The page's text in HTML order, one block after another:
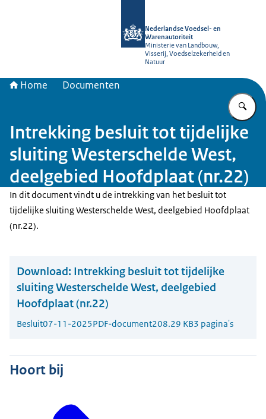
Nederlandse Voedsel- en
Warenautoriteit
Ministerie van Landbouw,
Visserij, Voedselzekerheid en
Natuur
Home Documenten
Intrekking besluit tot tijdelijke
sluiting Westerschelde West,
deelgebied Hoofdplaat (nr.22)
In dit document vindt u de intrekking van het besluit tot
tijdelijke sluiting Westerschelde West, deelgebied Hoofdplaat
(nr.22).
Download: Intrekking besluit tot tijdelijke
sluiting Westerschelde West, deelgebied
Hoofdplaat (nr.22)
Besluit07-11-2025PDF-document208.29 KB3 pagina's
Hoort bij